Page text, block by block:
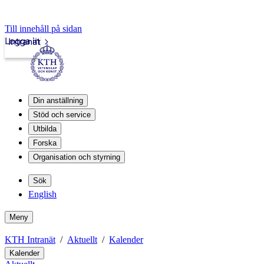
Till innehåll på sidan
Intranät
Logga in
Din anställning
Stöd och service
Utbilda
Forska
Organisation och styrning
Sök
English
Meny
KTH Intranät Aktuellt Kalender
Kalender